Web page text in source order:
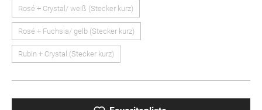
Rosé + Crystal/ weiß (Stecker kurz)
(Diese Option ist zurzeit nicht verfügbar.)
Rosé + Fuchsia/ gelb (Stecker kurz)
(Diese Option ist zurzeit nicht verfügbar.)
Rubin + Crystal (Stecker kurz)(Diese Option ist zurzeit nicht verfügbar.)